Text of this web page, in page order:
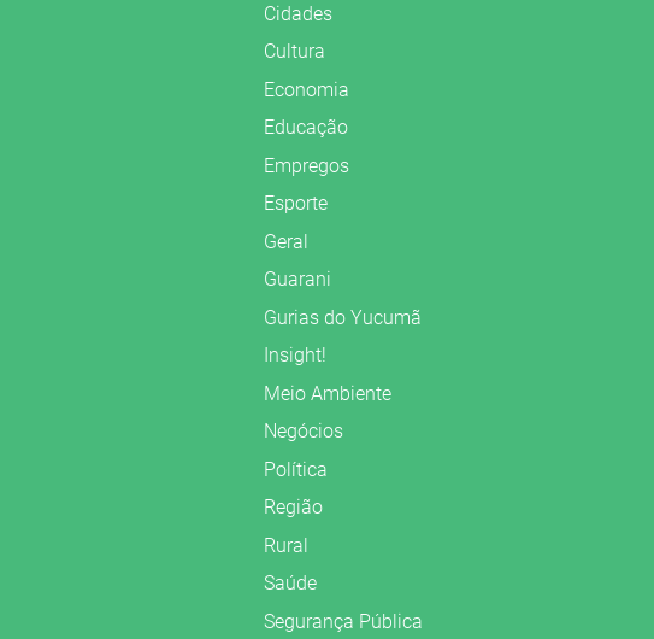
Cidades
Cultura
Economia
Educação
Empregos
Esporte
Geral
Guarani
Gurias do Yucumã
Insight!
Meio Ambiente
Negócios
Política
Região
Rural
Saúde
Segurança Pública